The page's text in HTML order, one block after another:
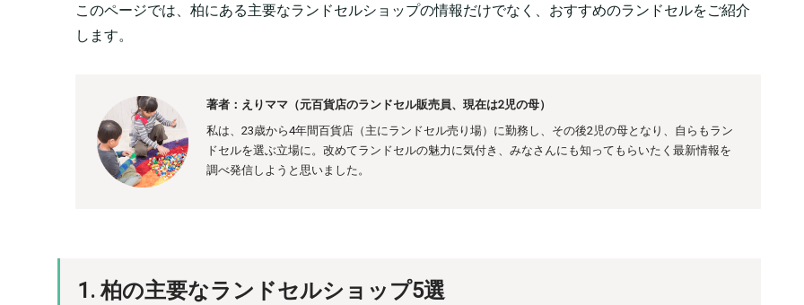
このページでは、柏にある主要なランドセルショップの情報だけでなく、おすすめのランドセルをご紹介
します。
著者：えりママ（元百貨店のランドセル販売員、現在は2児の母）
私は、23歳から4年間百貨店（主にランドセル売り場）に勤務し、その後2児の母となり、自らもラン
ドセルを選ぶ立場に。 改めてランドセルの魅力に気付き、みなさんにも知ってもらいたく最新情報を
調べ発信しようと思いました。
1. 柏の主要なランドセルショップ5選